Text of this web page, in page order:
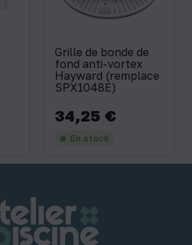
Grille de bonde de
fond anti-vortex
Hayward (remplace
SPX1048E)
Prix
34,25 €
En stock